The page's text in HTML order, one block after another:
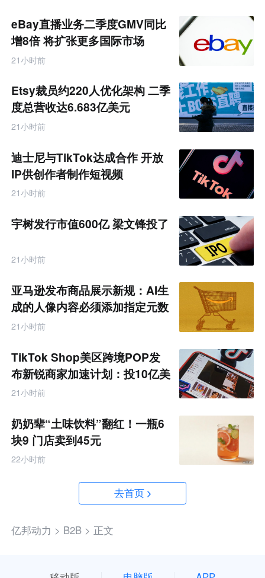
eBay直播业务二季度GMV同比
增8倍 将扩张更多国际市场
21小时前
Etsy裁员约220人优化架构 二季
度总营收达6.683亿美元
21小时前
迪士尼与TikTok达成合作 开放
IP供创作者制作短视频
21小时前
宇树发行市值600亿 梁文锋投了
21小时前
亚马逊发布商品展示新规：AI生
成的人像内容必须添加指定元数
据
21小时前
TikTok Shop美区跨境POP发
布新锐商家加速计划：投10亿美
金资源帮扶四类商家
21小时前
奶奶辈“土味饮料”翻红！一瓶6
块9 门店卖到45元
22小时前
去首页
亿邦动力 > B2B > 正文